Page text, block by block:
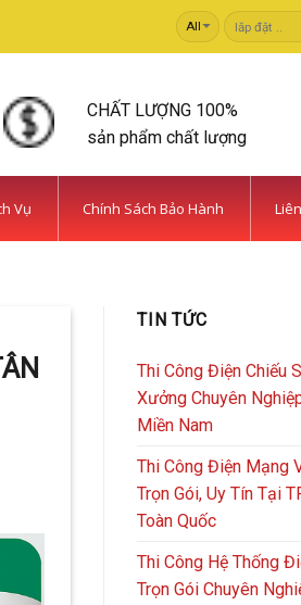
Tìm
kiếm:
CHẤT LƯỢNG 100%
sản phẩm chất lượng
Vụ Chính Sách Bảo Hành
TIẾT KIỆM | CAMERA
trong [...]
TIN TỨC
Thi Công Điện Chiếu
Xưởng Chuyên
Miền Nam
Thi Công Điện Mạng
Trọn Gói, Uy Tín Tại
Toàn Quốc
Thi Công Hệ Thống
Trọn Gói Chuyên